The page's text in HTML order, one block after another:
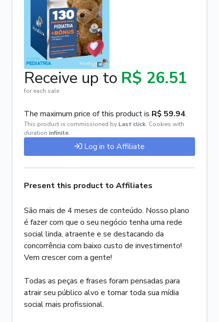
Receive up to R$ 26.51
for each sale
The maximum price of this product is R$ 59.94.
This product is commissioned by Last click, Cookies with
duration infinite.
Log in to Affiliate
Present this product to Affiliates
São mais de 4 meses de conteúdo. Nosso plano
é fazer com que o seu negócio tenha uma rede
social linda, atraente e se destacando da
concorrência com baixo custo de investimento!
Vem crescer com a gente!
Todas as peças e frases foram pensadas para
atrair seu público alvo e tornar toda sua mídia
social mais profissional.